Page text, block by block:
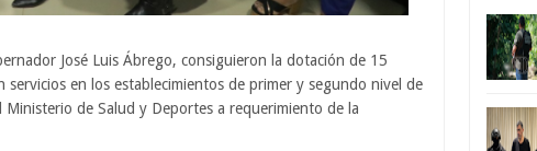
José Luis Ábrego, consiguieron la dotación de 15
en los establecimientos de primer y segundo nivel de
de Salud y Deportes a requerimiento de la